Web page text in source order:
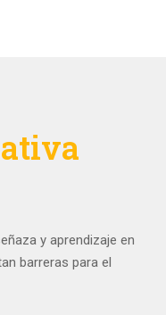
y aprendizaje en
barreras para el